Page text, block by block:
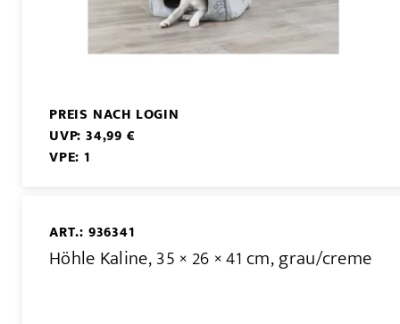
PREIS NACH LOGIN
UVP: 34,99 €
VPE: 1
ART.: 936341
Höhle Kaline, 35 × 26 × 41 cm, grau/creme